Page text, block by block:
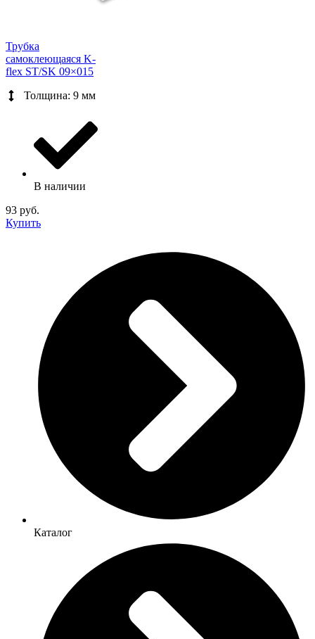
Трубка
самоклеющаяся K-
flex ST/SK 09×015
Толщина: 9 мм
В наличии
93 руб.
Купить
Каталог